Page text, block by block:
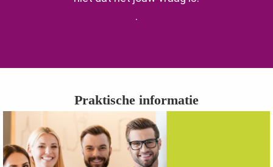
.
Praktische informatie